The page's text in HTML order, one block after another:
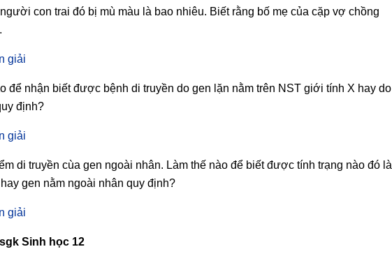
con trai đó bị mù màu là bao nhiêu. Biết rằng bố mẹ của cặp vợ chồng
giải
để nhận biết được bệnh di truyền do gen lặn nằm trên NST giới tính X hay do
định?
giải
di truyền cùa gen ngoài nhân. Làm thế nào để biết được tính trạng nào đó là
gen nằm ngoài nhân quy định?
giải
Sinh học 12